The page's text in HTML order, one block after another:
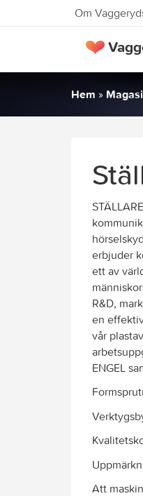
Om
Hem »
erbjuder
ett av
R&D,
en
vår
ENGEL
Att